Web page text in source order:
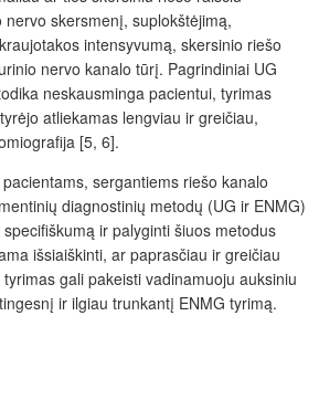
skersmenį, suplokštėjimą,
intensyvumą, skersinio riešo
nervo kanalo tūrį. Pagrindiniai UG
neskausminga pacientui, tyrimas
atliekamas lengviau ir greičiau,
[5, 6].
sergantiems riešo kanalo
diagnostinių metodų (UG ir ENMG)
ir palyginti šiuos metodus
išsiaiškinti, ar paprasčiau ir greičiau
gali pakeisti vadinamuoju auksiniu
ir ilgiau trunkantį ENMG tyrimą.